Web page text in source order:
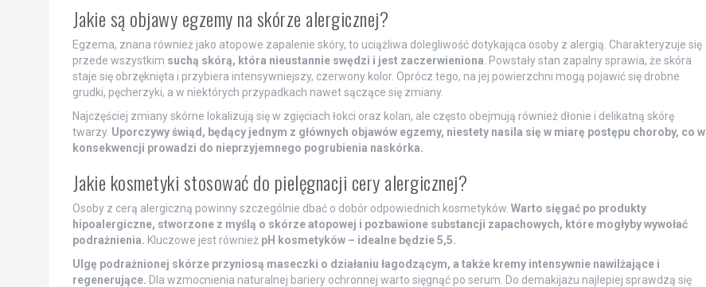
Jakie są objawy egzemy na skórze alergicznej?
Egzema, znana również jako atopowe zapalenie skóry, to uciążliwa dolegliwość dotykająca osoby z alergią. Charakteryzuje się
przede wszystkim suchą skórą, która nieustannie swędzi i jest zaczerwieniona . Powstały stan zapalny sprawia, że skóra
staje się obrzęknięta i przybiera intensywniejszy, czerwony kolor. Oprócz tego, na jej powierzchni mogą pojawić się drobne
grudki, pęcherzyki, a w niektórych przypadkach nawet sączące się zmiany.
Najczęściej zmiany skórne lokalizują się w zgięciach łokci oraz kolan, ale często obejmują również dłonie i delikatną skórę
twarzy. Uporczywy świąd, będący jednym z głównych objawów egzemy, niestety nasila się w miarę postępu choroby, co w
konsekwencji prowadzi do nieprzyjemnego pogrubienia naskórka.
Jakie kosmetyki stosować do pielęgnacji cery alergicznej?
Osoby z cerą alergiczną powinny szczególnie dbać o dobór odpowiednich kosmetyków. Warto sięgać po produkty
hipoalergiczne, stworzone z myślą o skórze atopowej i pozbawione substancji zapachowych, które mogłyby wywołać
podrażnienia. Kluczowe jest również pH kosmetyków – idealne będzie 5,5.
Ulgę podrażnionej skórze przyniosą maseczki o działaniu łagodzącym, a także kremy intensywnie nawilżające i
regenerujące. Dla wzmocnienia naturalnej bariery ochronnej warto sięgnąć po serum. Do demakijażu najlepiej sprawdzą się